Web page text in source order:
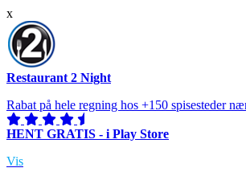
x
Restaurant 2 Night
Rabat på hele regning hos +150 spisesteder
HENT GRATIS - i Play Store
Vis